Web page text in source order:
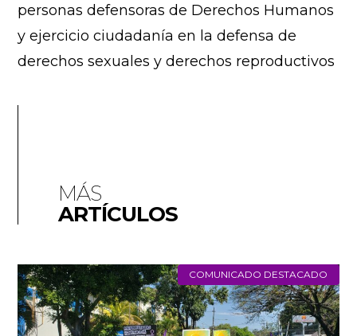
personas defensoras de Derechos Humanos
y ejercicio ciudadanía en la defensa de
derechos sexuales y derechos reproductivos
MÁS
ARTÍCULOS
COMUNICADO DESTACADO